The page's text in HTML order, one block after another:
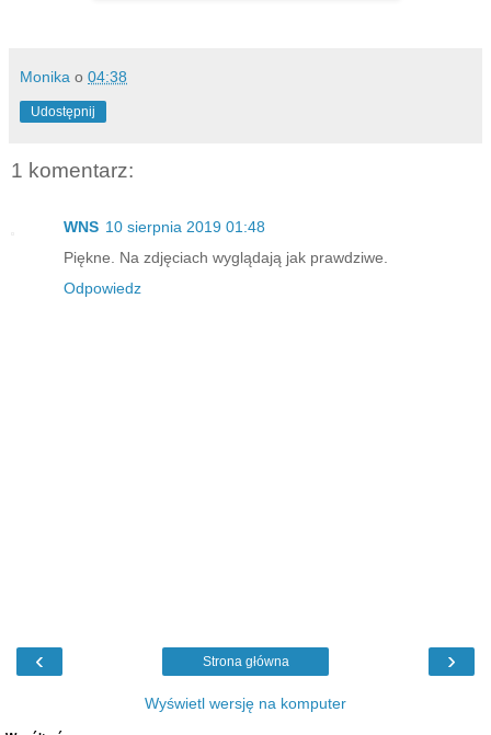
Monika o 04:38
Udostępnij
1 komentarz:
WNS 10 sierpnia 2019 01:48
Piękne. Na zdjęciach wyglądają jak prawdziwe.
Odpowiedz
‹ ›
Strona główna
Wyświetl wersję na komputer